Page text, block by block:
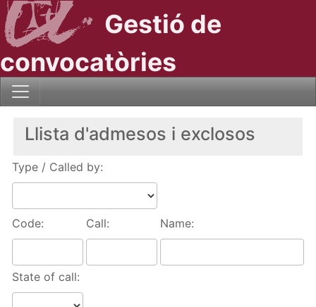
Gestió de
convocatòries
Llista d'admesos i exclosos
Type / Called by:
Code: Call: Name:
State of call: